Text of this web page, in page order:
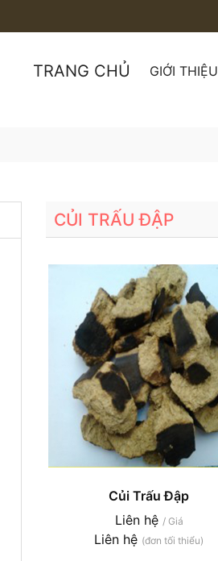
TRANG CHỦ GIỚI THIỆU
CỦI TRẤU ĐẬP
Củi Trấu Đập
Liên hệ / Giá
Liên hệ (đơn tối thiểu)